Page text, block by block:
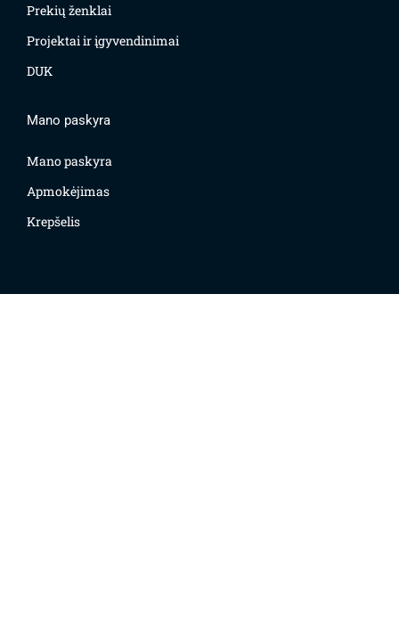
Prekių ženklai
Projektai ir įgyvendinimai
DUK
Mano paskyra
Mano paskyra
Apmokėjimas
Krepšelis